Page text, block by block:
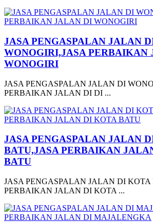
JASA PENGASPALAN JALAN
WONOGIRI,JASA PERBAIKAN
WONOGIRI
JASA PENGASPALAN JALAN DI
PERBAIKAN JALAN DI DI ...
JASA PENGASPALAN JALAN
BATU,JASA PERBAIKAN
BATU
JASA PENGASPALAN JALAN DI KOTA
PERBAIKAN JALAN DI KOTA ...